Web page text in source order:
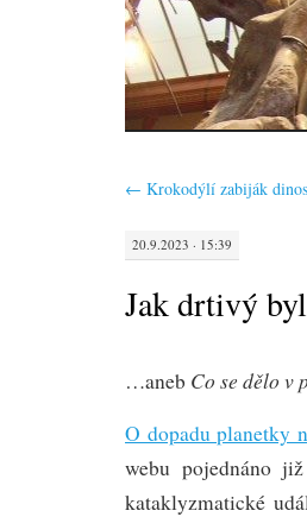
← Krokodýlí zabiják
20.9.2023 · 15:39
Jak drtivý
…aneb Co se dělo v
O dopadu planetky
webu pojednáno
kataklyzmatické